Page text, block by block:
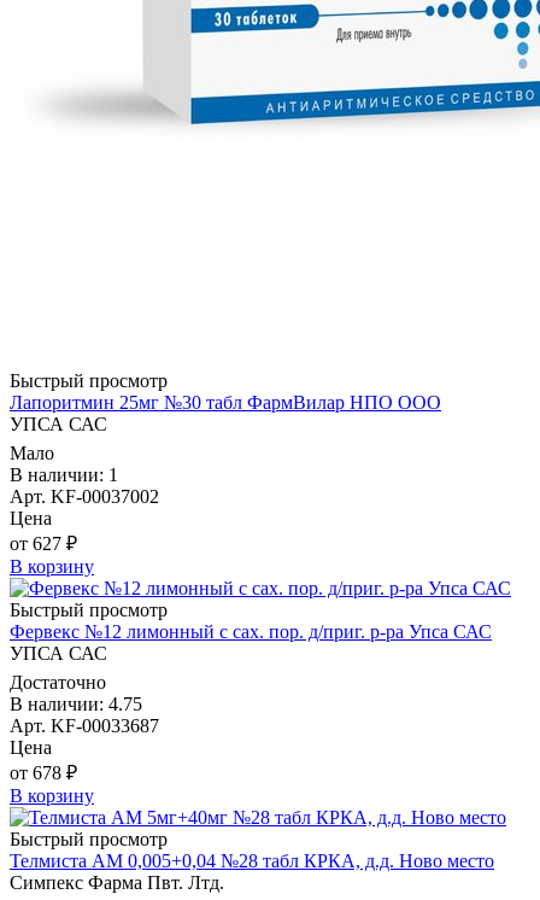
Быстрый просмотр
Лапоритмин 25мг №30 табл ФармВилар НПО ООО
УПСА САС
Мало
В наличии: 1
Арт. KF-00037002
Цена
от 627 ₽
В корзину
Быстрый просмотр
Фервекс №12 лимонный с сах. пор. д/приг. р-ра Упса САС
УПСА САС
Достаточно
В наличии: 4.75
Арт. KF-00033687
Цена
от 678 ₽
В корзину
Быстрый просмотр
Телмиста АМ 0,005+0,04 №28 табл КРКА, д.д. Ново место
Симпекс Фарма Пвт. Лтд.